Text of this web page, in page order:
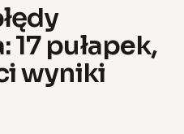
pułapek,
wyniki